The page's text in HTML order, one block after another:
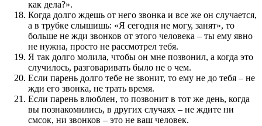
как дела?».
Когда долго ждешь от него звонка и все же он случается,
а в трубке слышишь: «Я сегодня не могу, занят», то
больше не жди звонков от этого человека – ты ему явно
не нужна, просто не рассмотрел тебя.
Я так долго молила, чтобы он мне позвонил, а когда это
случилось, разговаривать было не о чем.
Если парень долго тебе не звонит, то ему не до тебя – не
жди его звонка, не трать время.
Если парень влюблен, то позвонит в тот же день, когда
вы познакомились, в других случаях – не ждите ни
смсок, ни звонков – это не ваш человек.